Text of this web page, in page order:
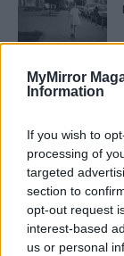
MyMirror
Information
If you wish to
processing of
targeted
section to
opt-out request
interest-based
us or personal